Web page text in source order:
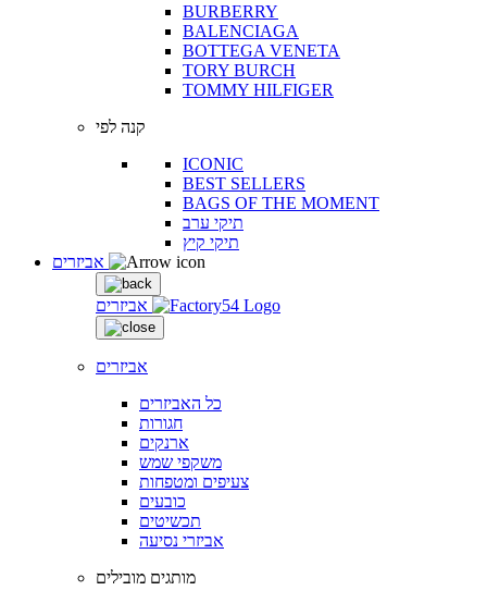
BURBERRY
BALENCIAGA
BOTTEGA VENETA
TORY BURCH
TOMMY HILFIGER
קנה לפי
ICONIC
BEST SELLERS
BAGS OF THE MOMENT
תיקי ערב
תיקי קיץ
אביזרים
אביזרים
כל האביזרים
חגורות
ארנקים
משקפי שמש
צעיפים ומטפחות
כובעים
תכשיטים
אביזרי נסיעה
מותגים מובילים